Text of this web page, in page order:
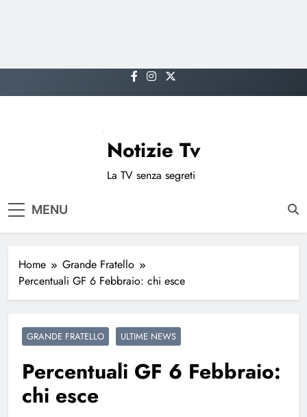
to
Notizie Tv
La TV senza segreti
MENU
Home
Grande Fratello
Percentuali GF 6 Febbraio: chi esce
GRANDE FRATELLO ULTIME NEWS
Percentuali GF 6 Febbraio:
chi esce